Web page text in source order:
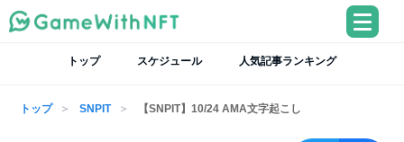
トップ スケジュール 人気記事ランキング
トップ SNPIT 【SNPIT】10/24 AMA文字起こし